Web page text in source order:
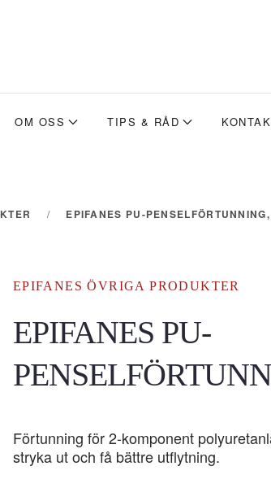
OM OSS TIPS & RÅD
EPIFANES PU-
EPIFANES ÖVRIGA PRODUKTER
EPIFANES PU-
Förtunning för 2-komponent
stryka ut och få bättre utflytning.